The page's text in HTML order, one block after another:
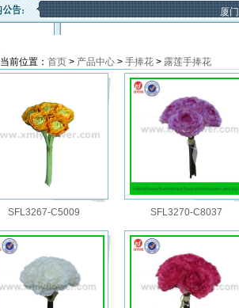
厦门
当前位置： 首页 > 产品中心 > 手捧花 > 露莲手捧花
SFL3267-C5009 SFL3270-C8037